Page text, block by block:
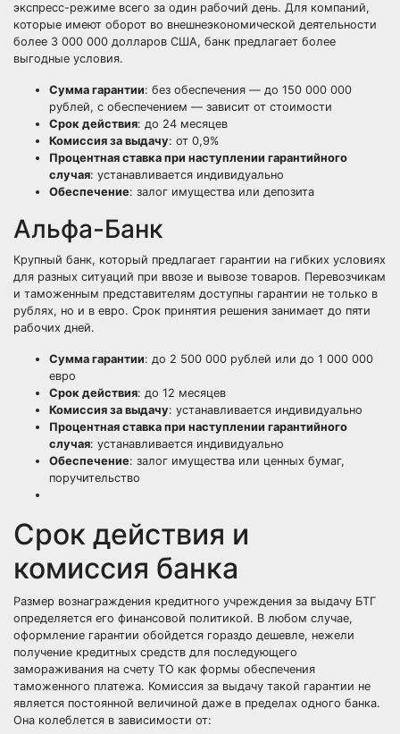
экспресс-режиме всего за один рабочий день. Для компаний,
которые имеют оборот во внешнеэкономической деятельности
более 3 000 000 долларов США, банк предлагает более
выгодные условия.
Сумма гарантии: без обеспечения — до 150 000 000
рублей, с обеспечением — зависит от стоимости
Срок действия: до 24 месяцев
Комиссия за выдачу: от 0,9%
Процентная ставка при наступлении гарантийного
случая: устанавливается индивидуально
Обеспечение: залог имущества или депозита
Альфа-Банк
Крупный банк, который предлагает гарантии на гибких условиях
для разных ситуаций при ввозе и вывозе товаров. Перевозчикам
и таможенным представителям доступны гарантии не только в
рублях, но и в евро. Срок принятия решения занимает до пяти
рабочих дней.
Сумма гарантии: до 2 500 000 рублей или до 1 000 000
евро
Срок действия: до 12 месяцев
Комиссия за выдачу: устанавливается индивидуально
Процентная ставка при наступлении гарантийного
случая: устанавливается индивидуально
Обеспечение: залог имущества или ценных бумаг,
поручительство
Срок действия и
комиссия банка
Размер вознаграждения кредитного учреждения за выдачу БТГ
определяется его финансовой политикой. В любом случае,
оформление гарантии обойдется гораздо дешевле, нежели
получение кредитных средств для последующего
замораживания на счету ТО как формы обеспечения
таможенного платежа. Комиссия за выдачу такой гарантии не
является постоянной величиной даже в пределах одного банка.
Она колеблется в зависимости от: